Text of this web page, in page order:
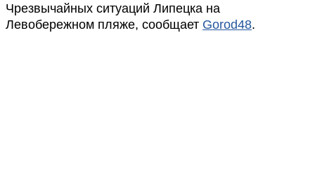
Чрезвычайных ситуаций Липецка на
Левобережном пляже, сообщает Gorod48.